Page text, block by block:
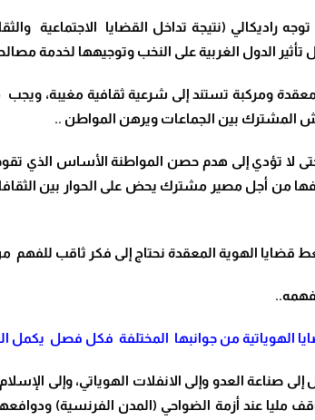
راديكالي (نتيجة تداخل القضايا الاجتماعية
تأثير الدول الغربية على النخب وتوجيهها لخدمة
ومركبة تستند إلى شرعية ثقافية مغيبة، ويجب
المشترك بين الجماعات ويرهن المواطن ..
لا تؤدي إلى هدم حصن المواطنة الأساس الذي
من أجل مصير مشترك يحض على الحوار بين
قضايا الهوية المعقدة نحتاج إلى فكر ثاقب
صناعة العدو وإلى الانفلات الهوياتي، وإلى
مليا عند أزمة الضواحي (المدن الفرنسية)